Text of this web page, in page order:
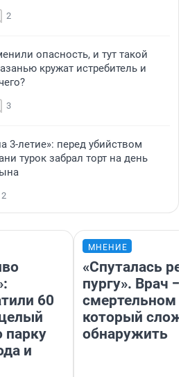
2
опасность, и тут такой
кружат истребитель и
3
3-летие»: перед убийством
турок забрал торт на день
2
60
парку
и
МНЕНИЕ
«Спуталась
пургу». Врач —
смертельном
который
обнаружить